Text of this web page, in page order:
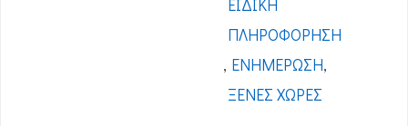
ΕΙΔΙΚΉ
ΠΛΗΡΟΦΌΡΗΣΗ
, ΕΝΗΜΈΡΩΣΗ,
ΞΈΝΕΣ ΧΏΡΕΣ